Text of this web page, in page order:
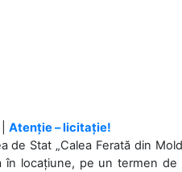
Atenție – licitație!
de Stat „Calea Ferată din
în locațiune, pe un termen